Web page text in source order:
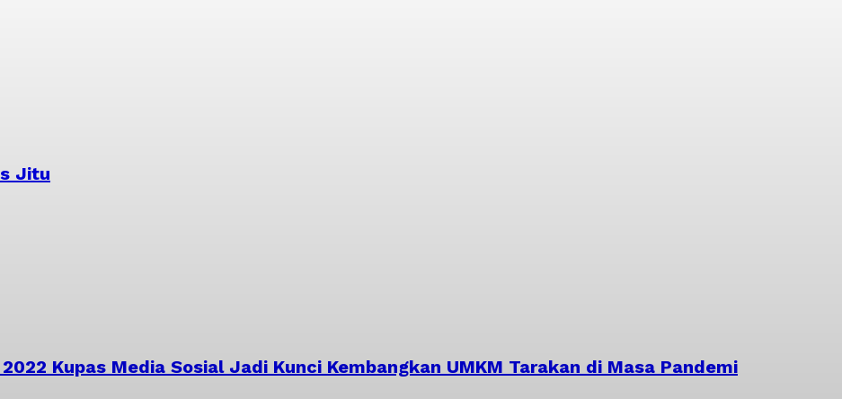
Jitu
Kupas Media Sosial Jadi Kunci Kembangkan UMKM Tarakan di Masa Pandemi